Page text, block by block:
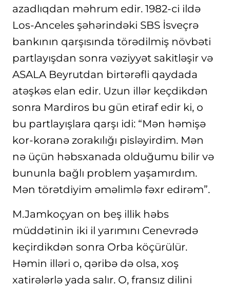
azadlıqdan məhrum edir. 1982-ci ildə
Los-Anceles şəhərindəki SBS İsveçrə
bankının qarşısında törədilmiş növbəti
partlayışdan sonra vəziyyət sakitləşir və
ASALA Beyrutdan birtərəfli qaydada
atəşkəs elan edir. Uzun illər keçdikdən
sonra Mardiros bu gün etiraf edir ki, o
bu partlayışlara qarşı idi: “Mən həmişə
kor-koranə zorakılığı pisləyirdim. Mən
nə üçün həbsxanada olduğumu bilir və
bununla bağlı problem yaşamırdım.
Mən törətdiyim əməlimlə fəxr edirəm”.
M.Jamkoçyan on beş illik həbs
müddətinin iki il yarımını Cenevrədə
keçirdikdən sonra Orba köçürülür.
Həmin illəri o, qəribə də olsa, xoş
xatirələrlə yada salır. O, fransız dilini